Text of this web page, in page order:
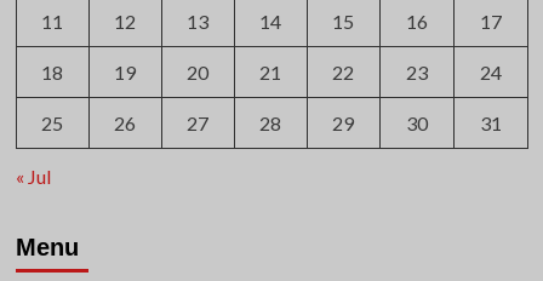
11 12 13 14 15 16 17
18 19 20 21 22 23 24
25 26 27 28 29 30 31
« Jul
Menu